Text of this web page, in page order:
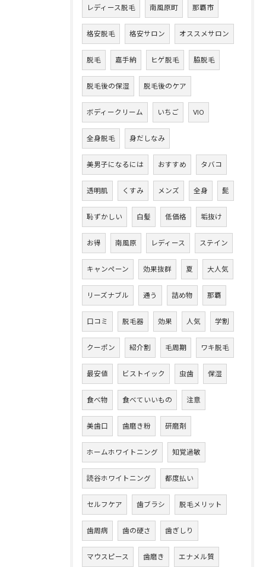
レディース脱毛 南風原町 那覇市
格安脱毛 格安サロン オススメサロン
脱毛 嘉手納 ヒゲ脱毛 脇脱毛
脱毛後の保湿 脱毛後のケア
ボディークリーム いちご VIO
全身脱毛 身だしなみ
美男子になるには おすすめ タバコ
透明肌 くすみ メンズ 全身 髭
恥ずかしい 白髪 低価格 垢抜け
お得 南風原 レディース ステイン
キャンペーン 効果抜群 夏 大人気
リーズナブル 通う 詰め物 那覇
口コミ 脱毛器 効果 人気 学割
クーポン 紹介割 毛周期 ワキ脱毛
最安値 ビストイック 虫歯 保湿
食べ物 食べていいもの 注意
美歯口 歯磨き粉 研磨剤
ホームホワイトニング 知覚過敏
読谷ホワイトニング 都度払い
セルフケア 歯ブラシ 脱毛メリット
歯周病 歯の硬さ 歯ぎしり
マウスピース 歯磨き エナメル質